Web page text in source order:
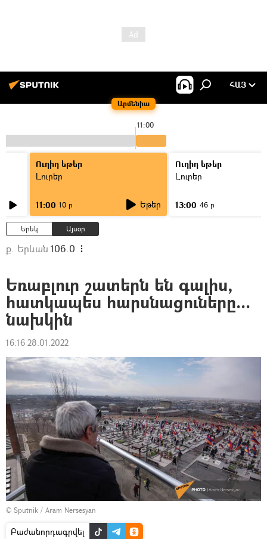
Արմենիա
ՀԱՅ
11:00
Ուղիղ եթեր
Լուրեր
11:00 10 ր Եթեր
Ուղիղ եթեր
Լուրեր
13:00 46 ր
Երեկ Այսօր
ք. Երևան 106.0
Եռաբլուր շատերն են գալիս,
հատկապես հարսնացուները...
նախկին
16:16 28.01.2022
© Sputnik / Aram Nersesyan
Բաժանորդագրվել